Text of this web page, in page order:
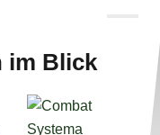
im Blick